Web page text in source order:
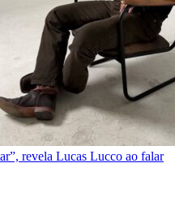
revela Lucas Lucco ao falar